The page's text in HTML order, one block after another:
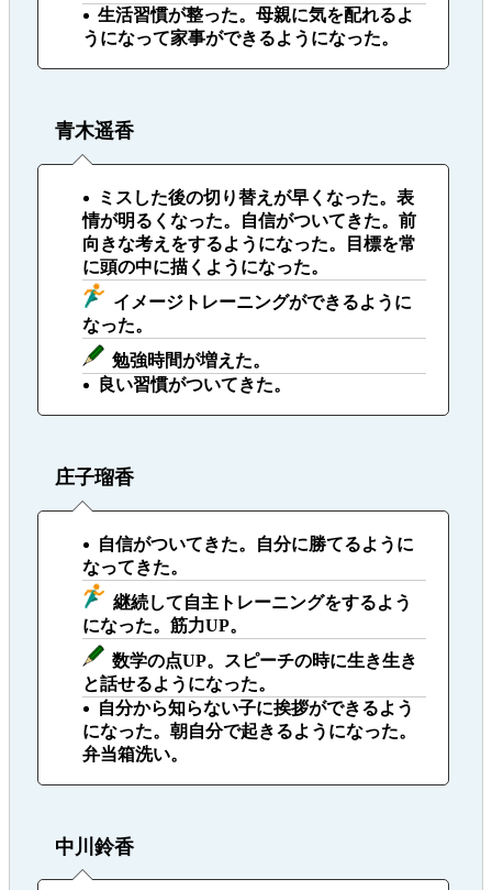
生活習慣が整った。母親に気を配れるよ
うになって家事ができるようになった。
青木遥香
ミスした後の切り替えが早くなった。表
情が明るくなった。自信がついてきた。前
向きな考えをするようになった。目標を常
に頭の中に描くようになった。
イメージトレーニングができるように
なった。
勉強時間が増えた。
良い習慣がついてきた。
庄子瑠香
自信がついてきた。自分に勝てるように
なってきた。
継続して自主トレーニングをするよう
になった。筋力UP。
数学の点UP。スピーチの時に生き生き
と話せるようになった。
自分から知らない子に挨拶ができるよう
になった。朝自分で起きるようになった。
弁当箱洗い。
中川鈴香